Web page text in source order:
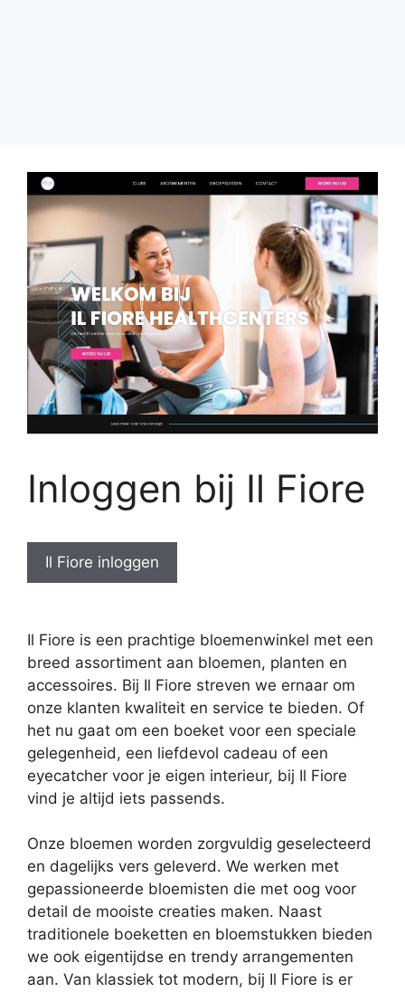
Inloggen bij Il Fiore
Il Fiore inloggen
Il Fiore is een prachtige bloemenwinkel met een
breed assortiment aan bloemen, planten en
accessoires. Bij Il Fiore streven we ernaar om
onze klanten kwaliteit en service te bieden. Of
het nu gaat om een boeket voor een speciale
gelegenheid, een liefdevol cadeau of een
eyecatcher voor je eigen interieur, bij Il Fiore
vind je altijd iets passends.
Onze bloemen worden zorgvuldig geselecteerd
en dagelijks vers geleverd. We werken met
gepassioneerde bloemisten die met oog voor
detail de mooiste creaties maken. Naast
traditionele boeketten en bloemstukken bieden
we ook eigentijdse en trendy arrangementen
aan. Van klassiek tot modern, bij Il Fiore is er